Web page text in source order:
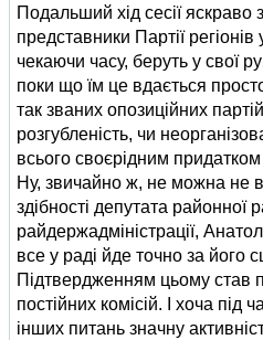
Подальший хід сесії яскраво
представники Партії
чекаючи часу, беруть у свої
поки що їм це вдається
так званих опозиційних
розгубленість, чи
всього своєрідним
Ну, звичайно ж, не можна не
здібності депутата
райдержадміністрації,
все у раді йде точно за його
Підтвердженням цьому став
постійних комісій. І хоча під
інших питань значну